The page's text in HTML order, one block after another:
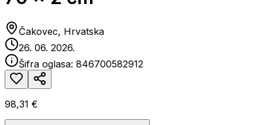
Čakovec, Hrvatska
26. 06. 2026.
Šifra oglasa: 846700582912
98,31 €